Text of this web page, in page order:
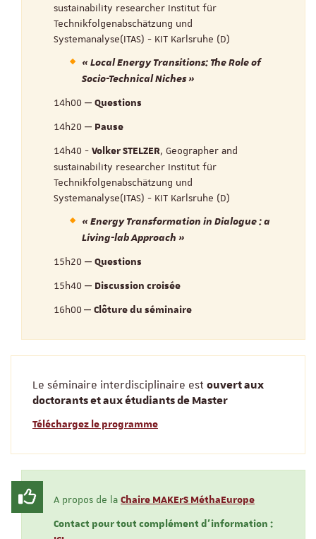
sustainability researcher Institut für
Technikfolgenabschätzung und
Systemanalyse(ITAS) - KIT Karlsruhe (D)
« Local Energy Transitions: The Role of
Socio-Technical Niches »
14h00 ‒ Questions
14h20 ‒ Pause
14h40 - Volker STELZER, Geographer and
sustainability researcher Institut für
Technikfolgenabschätzung und
Systemanalyse(ITAS) - KIT Karlsruhe (D)
« Energy Transformation in Dialogue : a
Living-lab Approach »
15h20 ‒ Questions
15h40 ‒ Discussion croisée
16h00 ‒ Clôture du séminaire
Le séminaire interdisciplinaire est ouvert aux
doctorants et aux étudiants de Master
Téléchargez le programme
A propos de la Chaire MAKErS MéthaEurope
Contact pour tout complément d'information :